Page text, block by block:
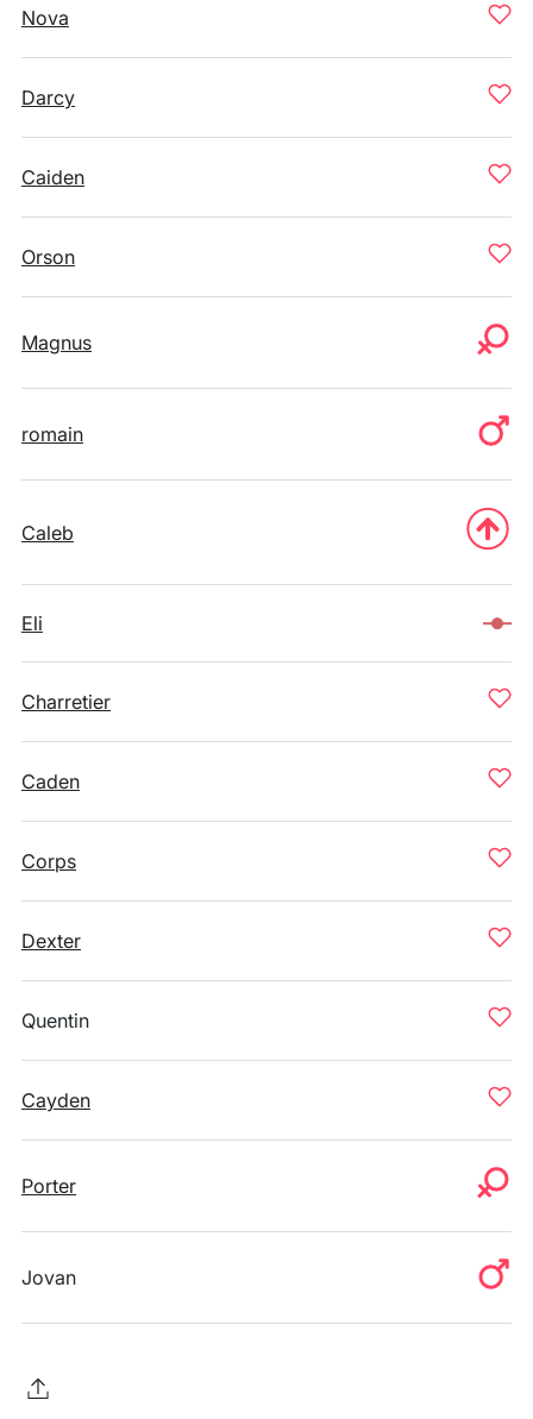
Nova
Darcy
Caiden
Orson
Magnus
romain
Caleb
Eli
Charretier
Caden
Corps
Dexter
Quentin
Cayden
Porter
Jovan